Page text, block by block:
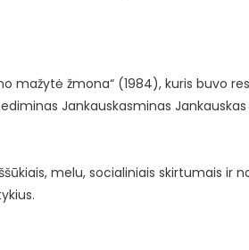
mažytė žmona“ (1984), kuris buvo
Jankauskasminas
melu, socialiniais skirtumais ir